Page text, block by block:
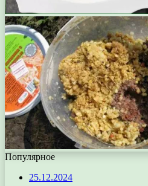
Популярное
25.12.2024